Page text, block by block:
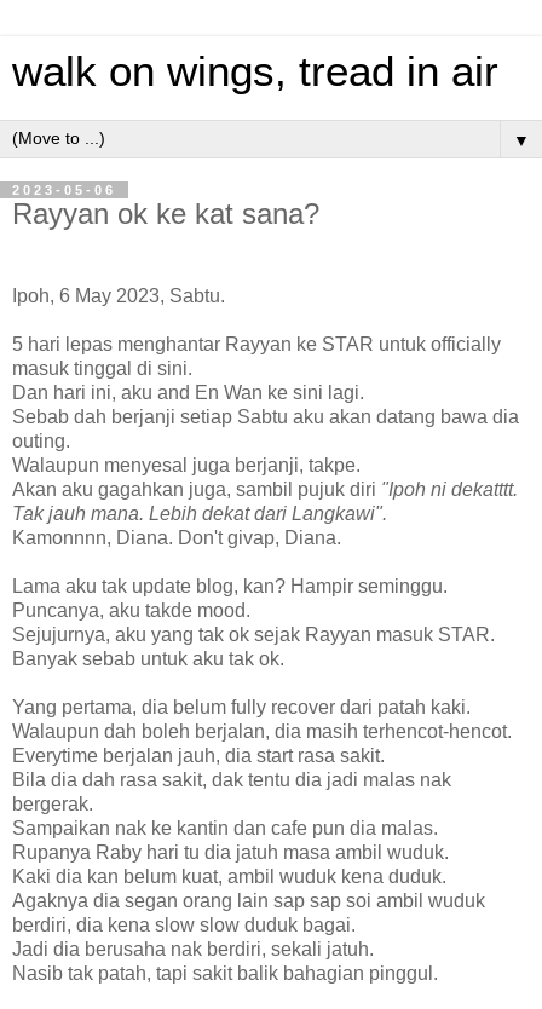
walk on wings, tread in air
▼
2023-05-06
Rayyan ok ke kat sana?
Ipoh, 6 May 2023, Sabtu.
5 hari lepas menghantar Rayyan ke STAR untuk officially
masuk tinggal di sini.
Dan hari ini, aku and En Wan ke sini lagi.
Sebab dah berjanji setiap Sabtu aku akan datang bawa dia
outing.
Walaupun menyesal juga berjanji, takpe.
Akan aku gagahkan juga, sambil pujuk diri "Ipoh ni dekatttt.
Tak jauh mana. Lebih dekat dari Langkawi".
Kamonnnn, Diana. Don't givap, Diana.
Lama aku tak update blog, kan? Hampir seminggu.
Puncanya, aku takde mood.
Sejujurnya, aku yang tak ok sejak Rayyan masuk STAR.
Banyak sebab untuk aku tak ok.
Yang pertama, dia belum fully recover dari patah kaki.
Walaupun dah boleh berjalan, dia masih terhencot-hencot.
Everytime berjalan jauh, dia start rasa sakit.
Bila dia dah rasa sakit, dak tentu dia jadi malas nak
bergerak.
Sampaikan nak ke kantin dan cafe pun dia malas.
Rupanya Raby hari tu dia jatuh masa ambil wuduk.
Kaki dia kan belum kuat, ambil wuduk kena duduk.
Agaknya dia segan orang lain sap sap soi ambil wuduk
berdiri, dia kena slow slow duduk bagai.
Jadi dia berusaha nak berdiri, sekali jatuh.
Nasib tak patah, tapi sakit balik bahagian pinggul.